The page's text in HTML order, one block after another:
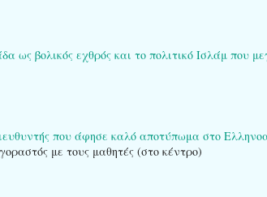
ως βολικός εχθρός και το πολιτικό Ισλάμ που
που άφησε καλό αποτύπωμα στο
με τους μαθητές (στο κέντρο)